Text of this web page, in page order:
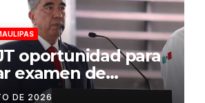
oportunidad para
examen de
este sábado
DE 2026